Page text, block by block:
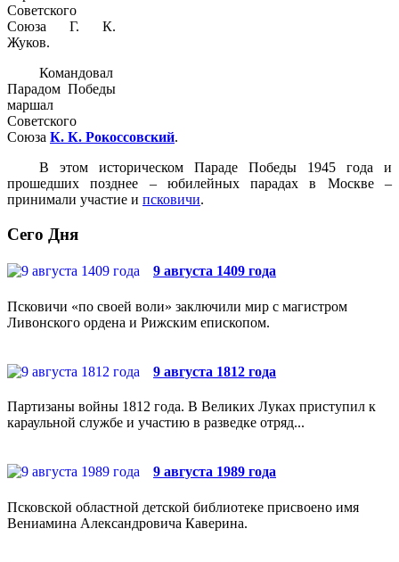
Советского
Союза Г. К.
Жуков.
Командовал
Парадом Победы
маршал
Советского
Союза К. К. Рокоссовский.
В этом историческом Параде Победы 1945 года и
прошедших позднее – юбилейных парадах в Москве –
принимали участие и псковичи.
Сего Дня
9 августа 1409 года
Псковичи «по своей воли» заключили мир с магистром
Ливонского ордена и Рижским епископом.
9 августа 1812 года
Партизаны войны 1812 года. В Великих Луках приступил к
караульной службе и участию в разведке отряд...
9 августа 1989 года
Псковской областной детской библиотеке присвоено имя
Вениамина Александровича Каверина.